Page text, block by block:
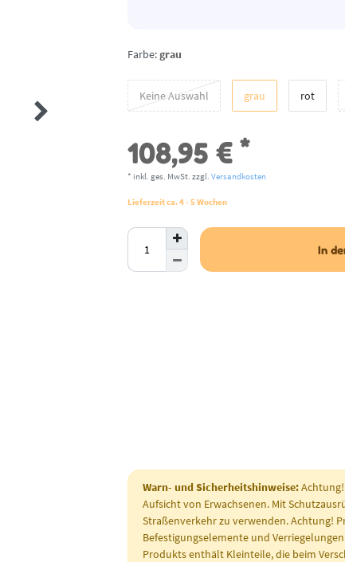
Farbe:grau
Keine Auswahl grau rot
108,95 € *
* inkl. ges. MwSt. zzgl. Versandkosten
Lieferzeit ca. 4 - 5 Wochen
In
Warn- und Sicherheitshinweise:
Aufsicht von Erwachsenen. Mit
Straßenverkehr zu verwenden. Achtung!
Befestigungselemente und
Produkts enthält Kleinteile, die beim